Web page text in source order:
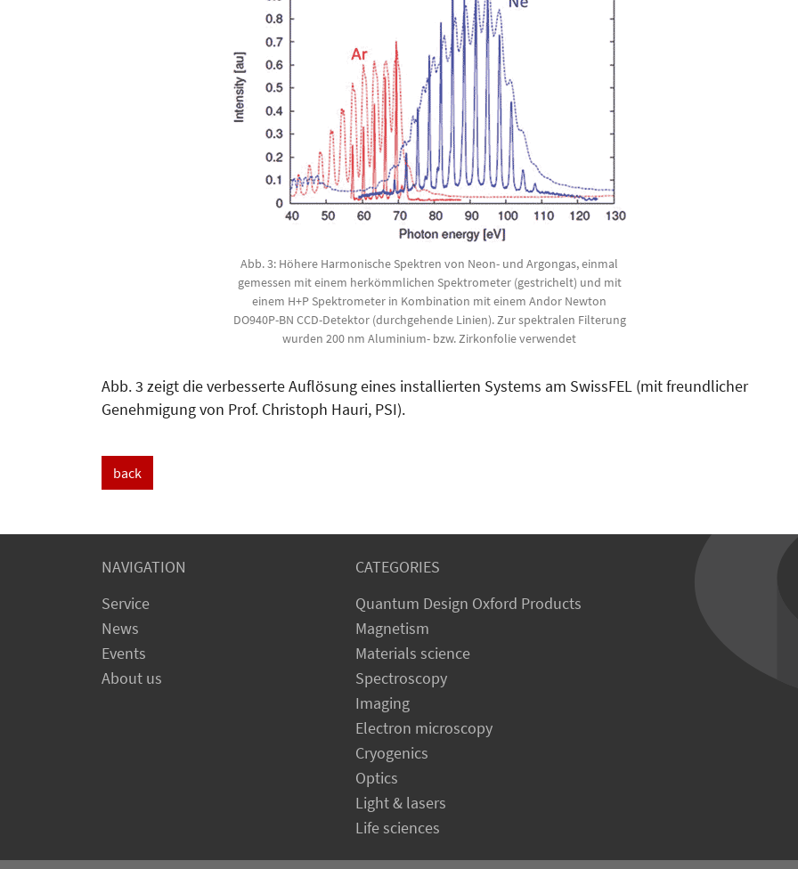
Abb. 3: Höhere Harmonische Spektren von Neon- und Argongas, einmal
gemessen mit einem herkömmlichen Spektrometer (gestrichelt) und mit
einem H+P Spektrometer in Kombination mit einem Andor Newton
DO940P-BN CCD-Detektor (durchgehende Linien). Zur spektralen Filterung
wurden 200 nm Aluminium- bzw. Zirkonfolie verwendet
Abb. 3 zeigt die verbesserte Auflösung eines installierten Systems am SwissFEL (mit freundlicher
Genehmigung von Prof. Christoph Hauri, PSI).
back
NAVIGATION
Service
News
Events
About us
CATEGORIES
Quantum Design Oxford Products
Magnetism
Materials science
Spectroscopy
Imaging
Electron microscopy
Cryogenics
Optics
Light & lasers
Life sciences